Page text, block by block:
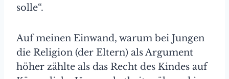
solle“.
Auf meinen Einwand, warum bei Jungen
die Religion (der Eltern) als Argument
höher zählte als das Recht des Kindes auf